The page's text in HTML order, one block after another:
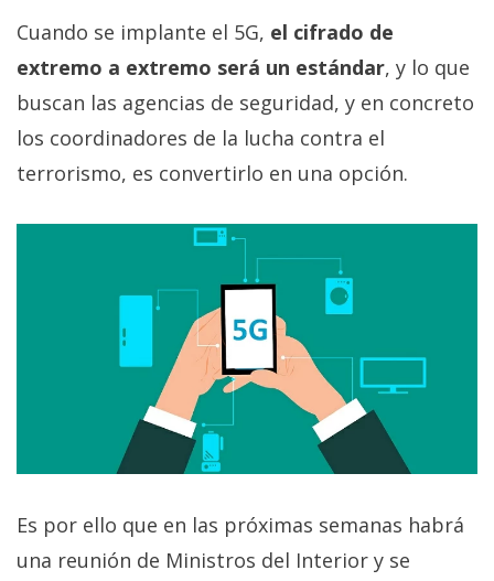
Cuando se implante el 5G, el cifrado de
extremo a extremo será un estándar, y lo que
buscan las agencias de seguridad, y en concreto
los coordinadores de la lucha contra el
terrorismo, es convertirlo en una opción.
Es por ello que en las próximas semanas habrá
una reunión de Ministros del Interior y se